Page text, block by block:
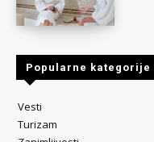
Popularne kategorije
Vesti
Turizam